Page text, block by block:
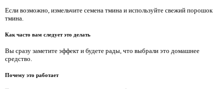
Если возможно, измельчите семена тмина и используйте свежий порошок
тмина.
Как часто вам следует это делать
Вы сразу заметите эффект и будете рады, что выбрали это домашнее
средство.
Почему это работает